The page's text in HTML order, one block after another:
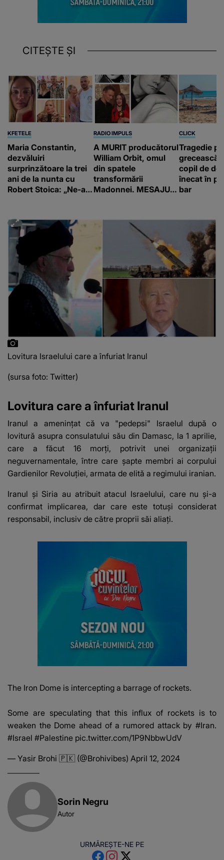
CITEȘTE ȘI
KFETELE
Maria Constantin,
dezvăluiri
surprinzătoare la trei
ani de la nunta cu
Robert Stoica: „Ne-a
RADIO IMPULS
A MURIT producătorul
William Orbit, omul
din spatele
transformării
Madonnei. MESAJUL
care A ÎNDURERAT-O:
"Muzica ta mi-a dat
un covor magic pe
care să zbor și am
vizitat multe locuri. Tu
ai fost Raza mea de
Lumină"
CLICK
Tragedie
grecească
copil de
înecat în
bar
Lovitura Israelului care a înfuriat Iranul
(sursa foto: Twitter)
Lovitura care a înfuriat Iranul
Iranul a ameninţat că va "pedepsi" Israelul după o
lovitură asupra consulatului său din Damasc, la 1 aprilie,
care a făcut 16 morţi, potrivit unei organizaţii
neguvernamentale, între care şapte membri ai corpului
Gardienilor Revoluţiei, armata de elită a regimului iranian.
Iranul şi Siria au atribuit atacul Israelului, care nu şi-a
confirmat implicarea, dar care este totuşi considerat
responsabil, inclusiv de către proprii săi aliaţi.
The Iron Dome is intercepting a barrage of rockets.
Some are speculating that this influx of rockets is to
weaken the Dome ahead of a rumored attack by #Iran.
#Israel #Palestine pic.twitter.com/1P9NbbwUdV
— Yasir Brohi 🇵🇰 (@Brohivibes) April 12, 2024
Sorin Negru
Autor
URMĂREȘTE-NE PE